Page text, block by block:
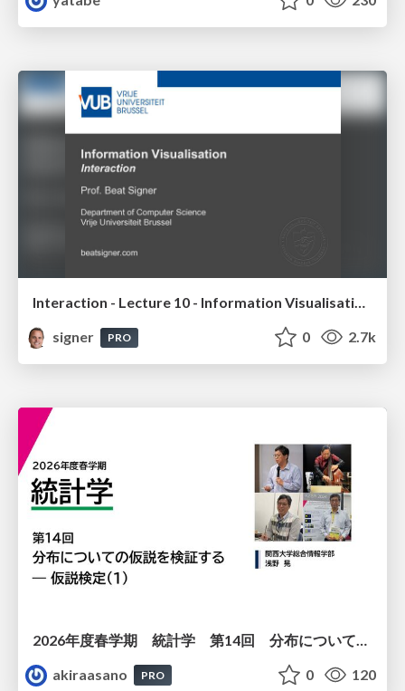
Interaction - Lecture 10 - Information Visualisation (4019538FNR)
signer
PRO 0 2.7k
akiraasano
PRO 0 120